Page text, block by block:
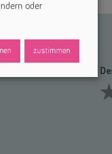
oder
zustimmen